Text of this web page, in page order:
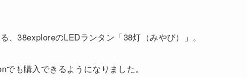
、38exploreのLEDランタン「38灯（みやび）」。
も購入できるようになりました。